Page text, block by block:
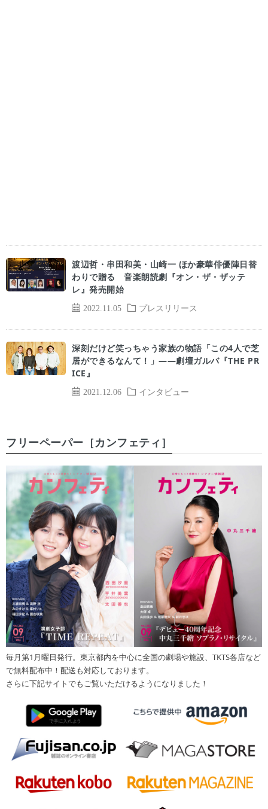
2022.11.05 プレスリリース
渡辺哲・串田和美・山崎一 ほか豪華俳優陣日替
わりで贈る 音楽朗読劇『オン・ザ・ザッテ
レ』発売開始
2021.12.06 インタビュー
深刻だけど笑っちゃう家族の物語「この4人で芝
居ができるなんて！」――劇壇ガルバ『THE PR
ICE』
フリーペーパー［カンフェティ］
毎月第1月曜日発行。東京都内を中心に全国の劇場や施設、TKTS各店など
で無料配布中！配送も対応しております。
さらに下記サイトでもご覧いただけるようになりました！